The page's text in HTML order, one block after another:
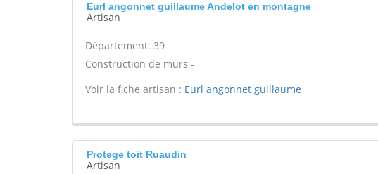
Eurl angonnet guillaume Andelot en montagne
Artisan
Département: 39
Construction de murs -
Voir la fiche artisan : Eurl angonnet guillaume
Protege toit Ruaudin
Artisan